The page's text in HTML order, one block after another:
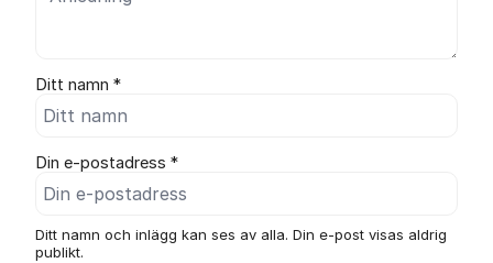
Ditt namn *
Din e-postadress *
Ditt namn och inlägg kan ses av alla. Din e-post visas aldrig
publikt.